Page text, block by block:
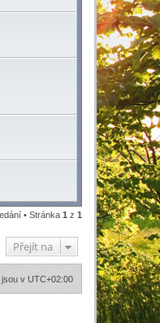
• Stránka 1 z 1
Přejít na
v UTC+02:00